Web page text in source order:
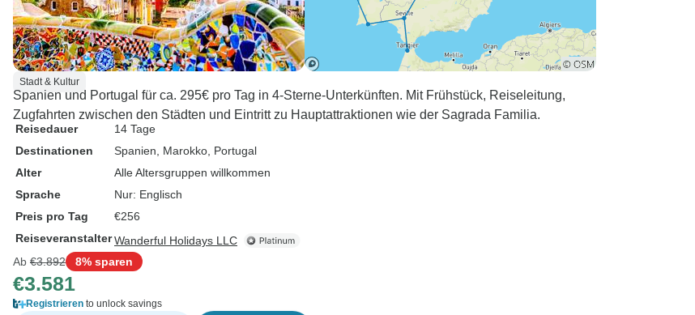
Stadt & Kultur
Spanien und Portugal für ca. 295€ pro Tag in 4-Sterne-Unterkünften. Mit Frühstück, Reiseleitung,
Zugfahrten zwischen den Städten und Eintritt zu Hauptattraktionen wie der Sagrada Familia.
Reisedauer
14 Tage
Destinationen
Spanien , Marokko , Portugal
Alter
Alle Altersgruppen willkommen
Sprache
Nur: Englisch
Preis pro Tag
€256
ReiseveranstalterWanderful Holidays LLC
Ab €3.892 8% sparen
€3.581
Registrieren to unlock savings